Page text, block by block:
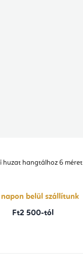
huzat hangtálhoz 6 méret
belül szállítunk
Ft2 500-tól